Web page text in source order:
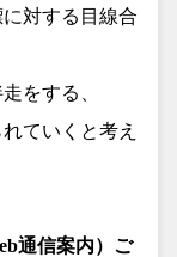
対する目線合
をする、
ていくと考え
通信案内）ご